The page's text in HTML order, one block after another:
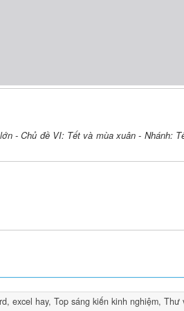
- Chủ đề VI: Tết và mùa xuân - Nhánh:
excel hay, Top sáng kiến kinh nghiệm, Thư